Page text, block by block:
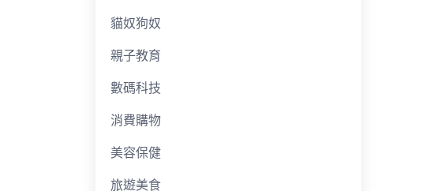
貓奴狗奴
親子教育
數碼科技
消費購物
美容保健
旅遊美食